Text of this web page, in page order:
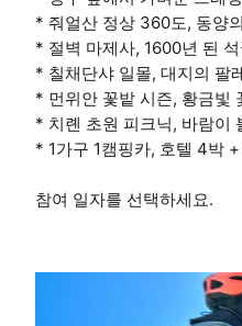
* 줘얼산 정상 360도, 동양
* 절벽 마제사, 1600년 된
* 칠채단샤 일몰, 대지의 팔
* 먼위안 꽃밭 시즌, 황금빛
* 치롄 초원 피크닉, 바람이
* 1가구 1캠핑카, 호텔 4박
참여 일자를 선택하세요.